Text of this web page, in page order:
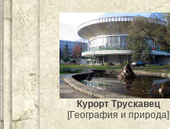
Курорт Трускавец
[География и природа]